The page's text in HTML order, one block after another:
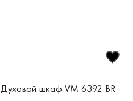
Духовой шкаф VM 6392 BR